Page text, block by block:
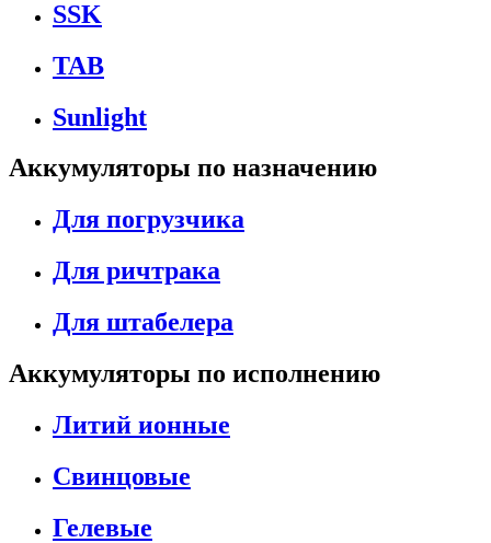
SSK
TAB
Sunlight
Аккумуляторы по назначению
Для погрузчика
Для ричтрака
Для штабелера
Аккумуляторы по исполнению
Литий ионные
Свинцовые
Гелевые